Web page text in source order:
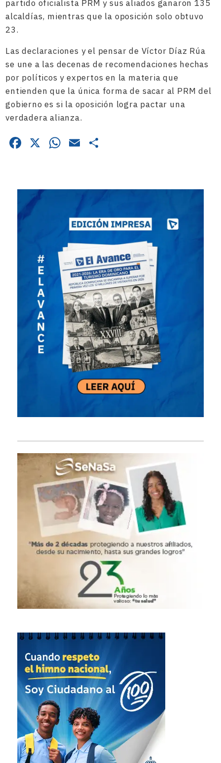
partido oficialista PRM y sus aliados ganaron 135
alcaldías, mientras que la oposición solo obtuvo
23.
Las declaraciones y el pensar de Víctor Díaz Rúa
se une a las decenas de recomendaciones hechas
por políticos y expertos en la materia que
entienden que la única forma de sacar al PRM del
gobierno es si la oposición logra pactar una
verdadera alianza.
Facebook
X WhatsApp
Email